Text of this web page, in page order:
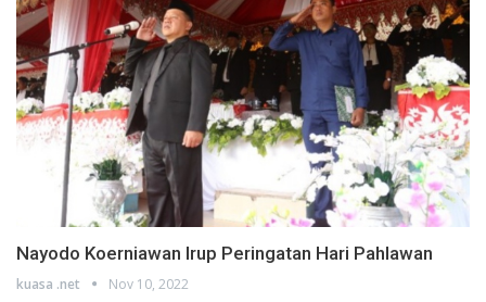
Nayodo Koerniawan Irup Peringatan Hari Pahlawan
kuasa .net Nov 10, 2022